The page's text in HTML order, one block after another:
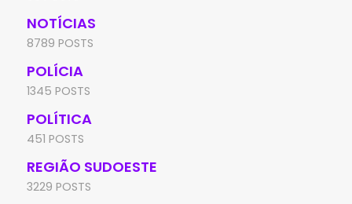
NOTÍCIAS
8789 POSTS
POLÍCIA
1345 POSTS
POLÍTICA
451 POSTS
REGIÃO SUDOESTE
3229 POSTS